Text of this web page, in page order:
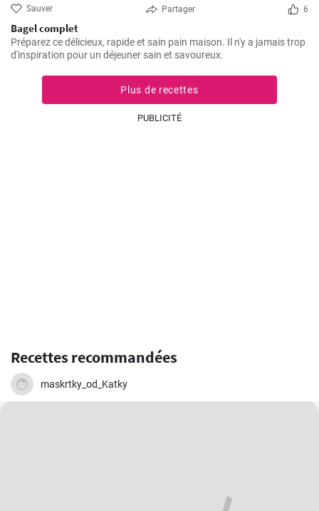
Sauver Partager 6
Bagel complet
Préparez ce délicieux, rapide et sain pain maison. Il n'y a jamais trop
d'inspiration pour un déjeuner sain et savoureux.
Plus de recettes
PUBLICITÉ
Recettes recommandées
maskrtky_od_Katky